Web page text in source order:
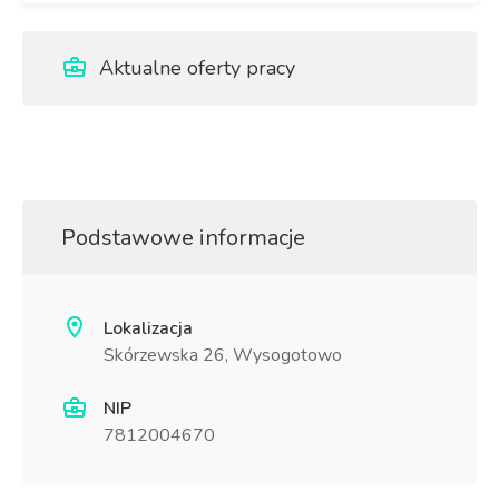
Aktualne oferty pracy
Podstawowe informacje
Lokalizacja
Skórzewska 26, Wysogotowo
NIP
7812004670